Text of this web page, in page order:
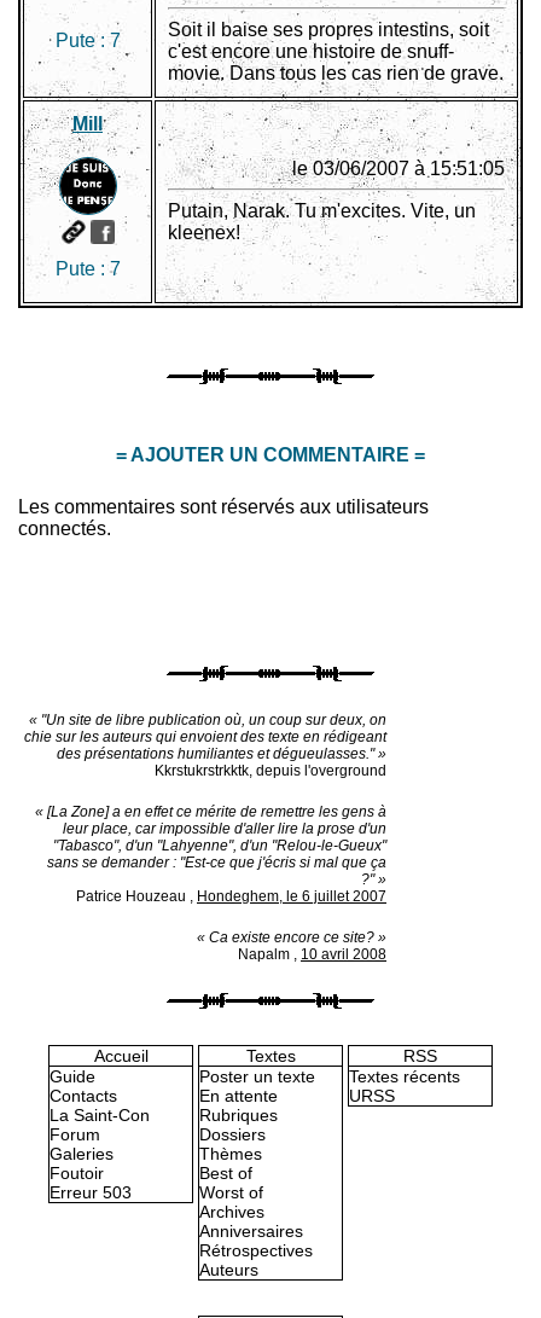
Pute : 7
Soit il baise ses propres intestins, soit
c'est encore une histoire de snuff-
movie. Dans tous les cas rien de grave.
Mill
Pute : 7
le 03/06/2007 à 15:51:05
Putain, Narak. Tu m'excites. Vite, un
kleenex!
= AJOUTER UN COMMENTAIRE =
Les commentaires sont réservés aux utilisateurs
connectés.
« "Un site de libre publication où, un coup sur deux, on
chie sur les auteurs qui envoient des texte en rédigeant
des présentations humiliantes et dégueulasses." »
Kkrstukrstrkktk, depuis l'overground
« [La Zone] a en effet ce mérite de remettre les gens à
leur place, car impossible d'aller lire la prose d'un
"Tabasco", d'un "Lahyenne", d'un "Relou-le-Gueux"
sans se demander : "Est-ce que j'écris si mal que ça
?" »
Patrice Houzeau , Hondeghem, le 6 juillet 2007
« Ca existe encore ce site? »
Napalm , 10 avril 2008
Accueil
Guide
Contacts
La Saint-Con
Forum
Galeries
Foutoir
Erreur 503
Textes
Poster un texte
En attente
Rubriques
Dossiers
Thèmes
Best of
Worst of
Archives
Anniversaires
Rétrospectives
Auteurs
RSS
Textes récents
URSS